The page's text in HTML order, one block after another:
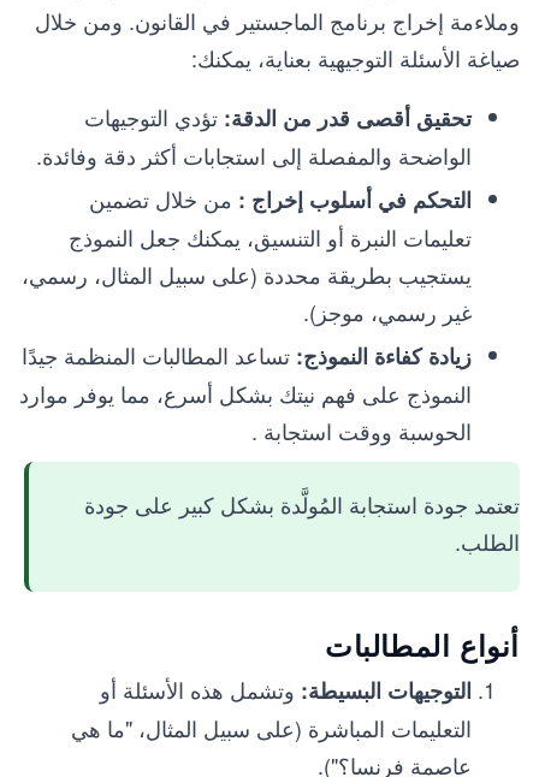
وملاءمة إخراج برنامج الماجستير في القانون. ومن خلال
صياغة الأسئلة التوجيهية بعناية، يمكنك:
تحقيق أقصى قدر من الدقة: تؤدي التوجيهات
الواضحة والمفصلة إلى استجابات أكثر دقة وفائدة.
التحكم في أسلوب إخراج : من خلال تضمين
تعليمات النبرة أو التنسيق، يمكنك جعل النموذج
يستجيب بطريقة محددة (على سبيل المثال، رسمي،
غير رسمي، موجز).
زيادة كفاءة النموذج: تساعد المطالبات المنظمة جيدًا
النموذج على فهم نيتك بشكل أسرع، مما يوفر موارد
الحوسبة ووقت استجابة .
تعتمد جودة استجابة المُولَّدة بشكل كبير على جودة
الطلب.
أنواع المطالبات
التوجيهات البسيطة: وتشمل هذه الأسئلة أو
التعليمات المباشرة (على سبيل المثال، "ما هي
عاصمة فرنسا؟").